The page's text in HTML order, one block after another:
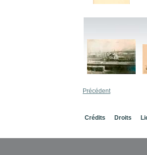
Précédent
Crédits Droits